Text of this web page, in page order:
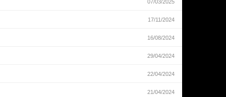
07/03/2025
17/11/2024
16/08/2024
29/04/2024
22/04/2024
21/04/2024